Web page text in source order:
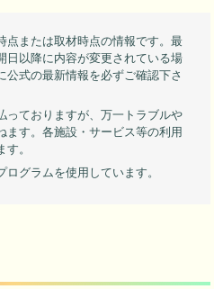
点または取材時点の情報です。最
日以降に内容が変更されている場
公式の最新情報を必ずご確認下さ
っておりますが、万一トラブルや
ます。各施設・サービス等の利用
。
グラムを使用しています。